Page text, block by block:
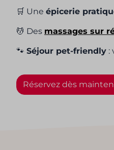
🛒 Uneépicerie
💆 Des massages sur
🐾Séjour pet-friendly :
Réservez dès